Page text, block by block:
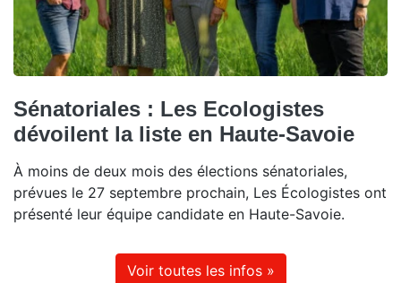
Sénatoriales : Les Ecologistes
dévoilent la liste en Haute-Savoie
À moins de deux mois des élections sénatoriales,
prévues le 27 septembre prochain, Les Écologistes ont
présenté leur équipe candidate en Haute-Savoie.
Voir toutes les infos »